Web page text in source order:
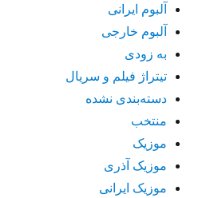
آلبوم ایرانی
آلبوم خارجی
به زودی
تیتراژ فیلم و سریال
دسته‌بندی نشده
منتخب
موزیک
موزیک آذری
موزیک ایرانی